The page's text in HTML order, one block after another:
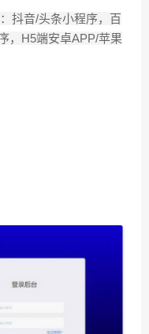
抖音/头条小程序，百
，H5端安卓APP/苹果